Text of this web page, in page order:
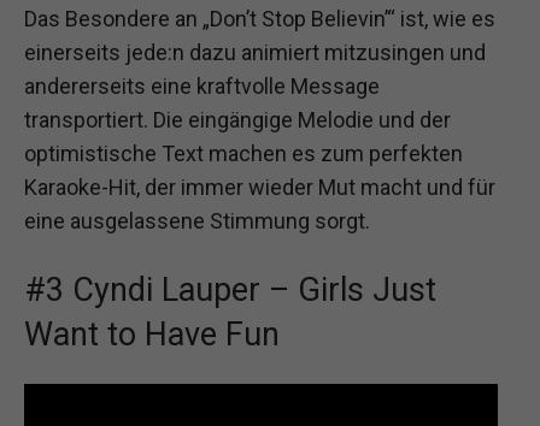
Das Besondere an „Don’t Stop Believin’“ ist, wie es
einerseits jede:n dazu animiert mitzusingen und
andererseits eine kraftvolle Message
transportiert. Die eingängige Melodie und der
optimistische Text machen es zum perfekten
Karaoke-Hit, der immer wieder Mut macht und für
eine ausgelassene Stimmung sorgt.
#3 Cyndi Lauper – Girls Just
Want to Have Fun